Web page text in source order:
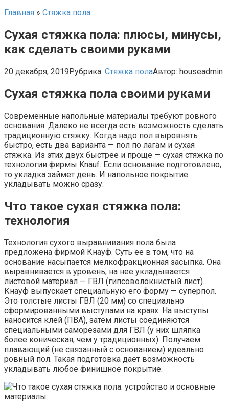
Главная » Стяжка пола
Сухая стяжка пола: плюсы, минусы,
как сделать своими руками
20 декабря, 2019Рубрика: Стяжка полаАвтор: houseadmin
Сухая стяжка пола своими руками
Современные напольные материалы требуют ровного
основания. Далеко не всегда есть возможность сделать
традиционную стяжку. Когда надо пол выровнять
быстро, есть два варианта — пол по лагам и сухая
стяжка. Из этих двух быстрее и проще — сухая стяжка по
технологии фирмы Knauf. Если основание подготовлено,
то укладка займет день. И напольное покрытие
укладывать можно сразу.
Что такое сухая стяжка пола:
технология
Технология сухого выравнивания пола была
предложена фирмой Кнауф. Суть ее в том, что на
основание насыпается мелкофракционная засыпка. Она
выравнивается в уровень, на нее укладывается
листовой материал — ГВЛ (гипсоволокнистый лист).
Кнауф выпускает специальную его форму — суперпол.
Это толстые листы ГВЛ (20 мм) со специально
сформированными выступами на краях. На выступы
наносится клей (ПВА), затем листы соединяются
специальными саморезами для ГВЛ (у них шляпка
более коническая, чем у традиционных). Получаем
плавающий (не связанный с основанием) идеально
ровный пол. Такая подготовка дает возможность
укладывать любое финишное покрытие.